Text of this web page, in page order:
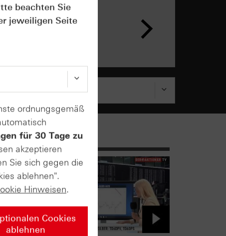
beachten Sie
jeweiligen Seite
ordnungsgemäß
für 30 Tage zu
akzeptieren
Sie sich gegen die
ablehnen".
Hinweisen.
Cookies
ablehnen